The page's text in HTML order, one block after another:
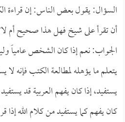
السؤال: يقول بعض الناس: إن قراءة
أن تقرأ على شيخ فهل هذا صحيح أم
الجواب: نعم إذا كان الشخص عامياً
يتعلم ما يؤهله لمطالعة الكتب فإنه لا
يستفيد، إذا كان يفهم العربية قد
كان يفهم كما يستفيد من كلام الله إذا